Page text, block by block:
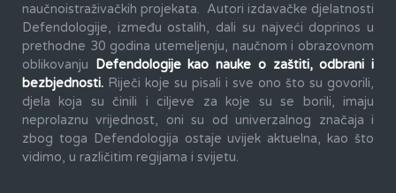
naučnoistraživačkih projekata. Autori izdavačke djelatnosti
Defendologije, između ostalih, dali su najveći doprinos u
prethodne 30 godina utemeljenju, naučnom i obrazovnom
oblikovanju Defendologije kao nauke o zaštiti, odbrani i
bezbjednosti. Riječi koje su pisali i sve ono što su govorili,
djela koja su činili i ciljeve za koje su se borili, imaju
neprolaznu vrijednost, oni su od univerzalnog značaja i
zbog toga Defendologija ostaje uvijek aktuelna, kao što
vidimo, u različitim regijama i svijetu.